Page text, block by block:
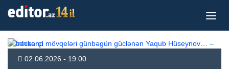
02.06.2026 - 19:00